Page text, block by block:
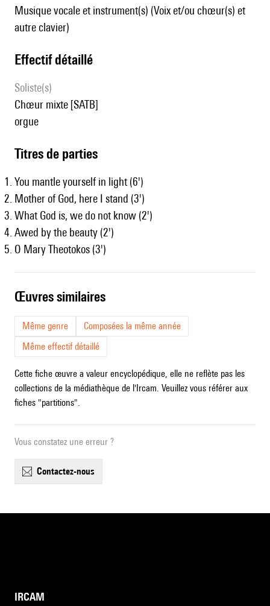
Musique vocale et instrument(s) (Voix et/ou chœur(s) et
autre clavier)
effectif détaillé
Soliste(s)
chœur mixte [SATB]
orgue
Titres de parties
You mantle yourself in light (6')
Mother of God, here I stand (3')
What God is, we do not know (2')
Awed by the beauty (2')
O Mary Theotokos (3')
œuvres similaires
Même genre
Composées la même année
Même effectif détaillé
Cette fiche œuvre a valeur encyclopédique, elle ne reflète pas les
collections de la médiathèque de l'Ircam. Veuillez vous référer aux
fiches "partitions".
Vous constatez une erreur ?
contactez-nous
IRCAM